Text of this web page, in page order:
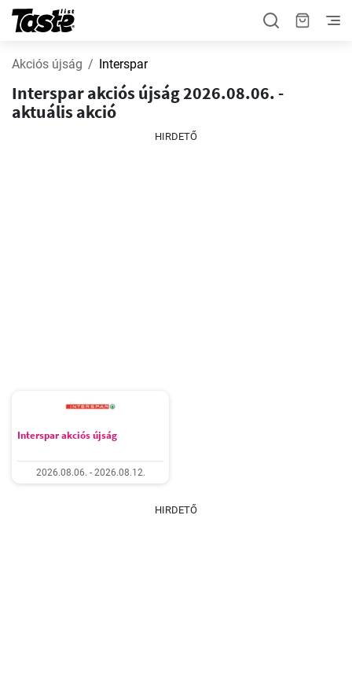
Akciós újság Interspar
Interspar akciós újság 2026.08.06. -
aktuális akció
HIRDETŐ
Interspar akciós újság
2026.08.06. - 2026.08.12.
HIRDETŐ